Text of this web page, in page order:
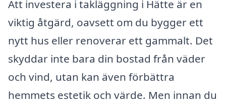
Att investera i takläggning i Hätte är en
viktig åtgärd, oavsett om du bygger ett
nytt hus eller renoverar ett gammalt. Det
skyddar inte bara din bostad från väder
och vind, utan kan även förbättra
hemmets estetik och värde. Men innan du